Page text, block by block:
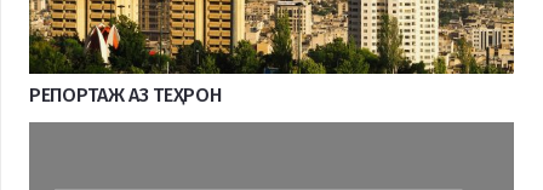
РЕПОРТАЖ АЗ ТЕҲРОН